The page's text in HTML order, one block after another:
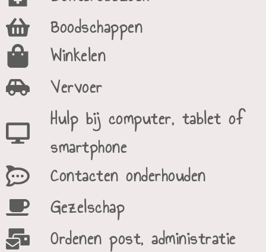
Boodschappen
Winkelen
Vervoer
Hulp bij computer, tablet of
smartphone
Contacten onderhouden
Gezelschap
Ordenen post, administratie